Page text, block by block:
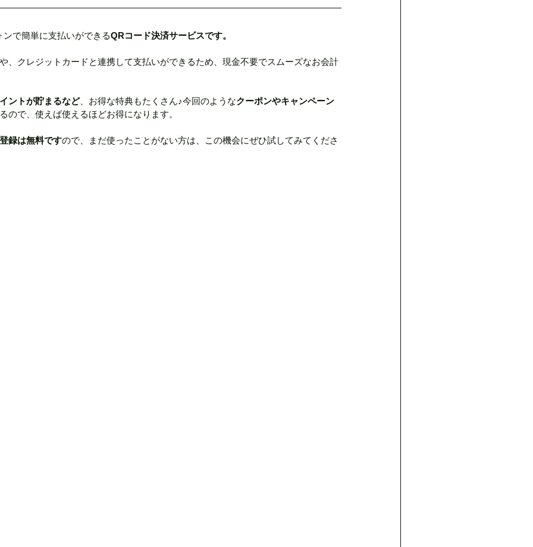
別キャンペーン 植物性発酵飲料（LIPLACT） ハイドロスキン ヘッドスパ
で簡単に支払いができるQRコード決済サービスです。
、クレジットカードと連携して支払いができるため、現金不要でスムーズなお会計
ントが貯まるなど、お得な特典もたくさん♪今回のようなクーポンやキャンペーン
ので、使えば使えるほどお得になります。
録は無料ですので、まだ使ったことがない方は、この機会にぜひ試してみてくださ